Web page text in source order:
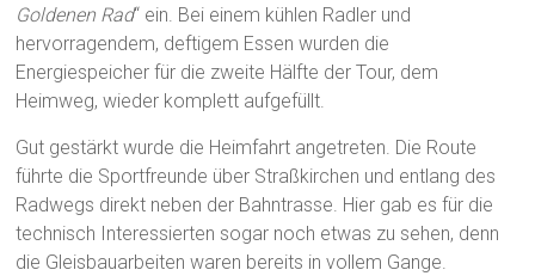
Goldenen Rad“ ein. Bei einem kühlen Radler und
hervorragendem, deftigem Essen wurden die
Energiespeicher für die zweite Hälfte der Tour, dem
Heimweg, wieder komplett aufgefüllt.
Gut gestärkt wurde die Heimfahrt angetreten. Die Route
führte die Sportfreunde über Straßkirchen und entlang des
Radwegs direkt neben der Bahntrasse. Hier gab es für die
technisch Interessierten sogar noch etwas zu sehen, denn
die Gleisbauarbeiten waren bereits in vollem Gange.